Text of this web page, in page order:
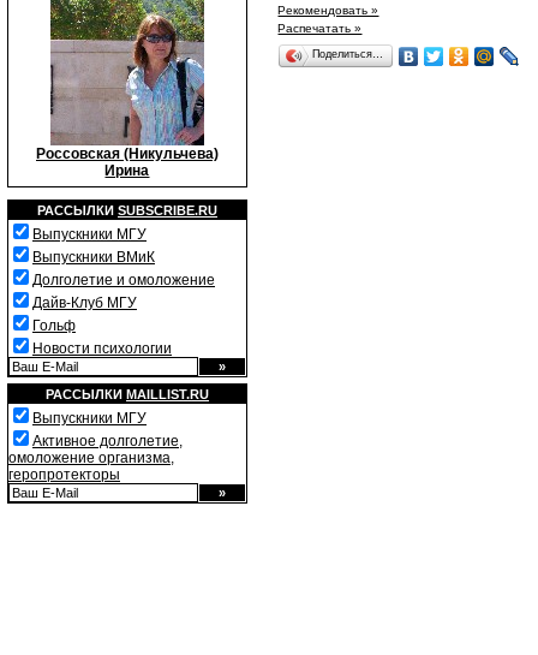
Россовская (Никульчева)
Ирина
РАССЫЛКИ SUBSCRIBE.RU
Выпускники МГУ
Выпускники ВМиК
Долголетие и омоложение
Дайв-Клуб МГУ
Гольф
Новости психологии
РАССЫЛКИ MAILLIST.RU
Выпускники МГУ
Активное долголетие,
омоложение организма,
геропротекторы
Рекомендовать »
Распечатать »
Поделиться…